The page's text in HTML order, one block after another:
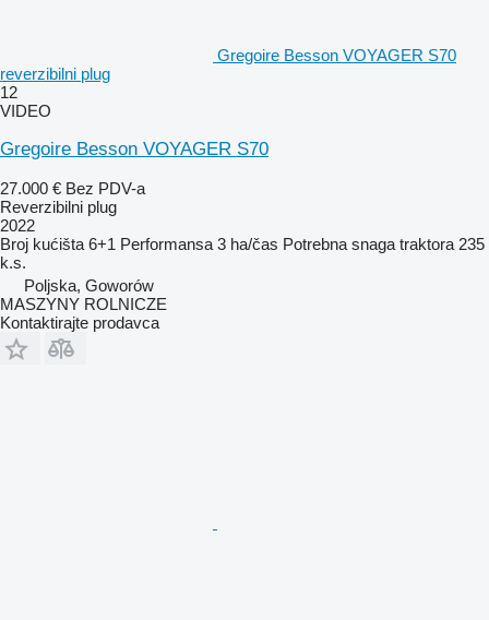
Gregoire Besson VOYAGER S70
reverzibilni plug
12
VIDEO
Gregoire Besson VOYAGER S70
27.000 € Bez PDV-a
Reverzibilni plug
2022
Broj kućišta 6+1 Performansa 3 ha/čas Potrebna snaga traktora 235
k.s.
Poljska, Goworów
MASZYNY ROLNICZE
Kontaktirajte prodavca